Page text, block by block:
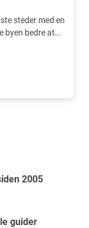
steder med en
byen bedre at
2005
guider